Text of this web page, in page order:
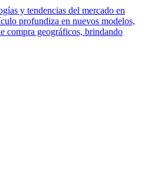
y tendencias del mercado en
profundiza en nuevos modelos,
compra geográficos, brindando